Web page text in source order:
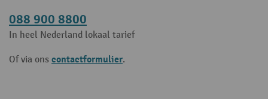
088 900 8800
In heel Nederland lokaal tarief
Of via ons contactformulier.